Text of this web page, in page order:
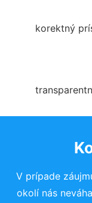
korektný
V prípade
okolí nás